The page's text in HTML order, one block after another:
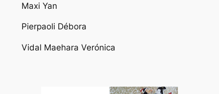
Maxi Yan
Pierpaoli Débora
Vidal Maehara Verónica